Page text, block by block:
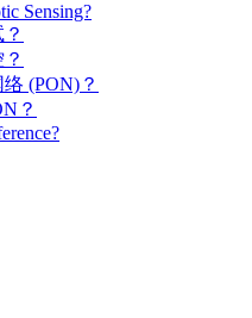
Sensing?
(PON)？
？